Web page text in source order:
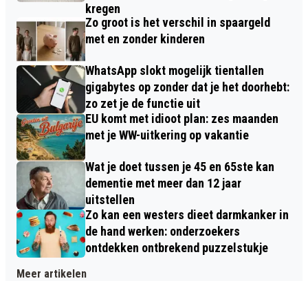
kregen
Zo groot is het verschil in spaargeld
met en zonder kinderen
WhatsApp slokt mogelijk tientallen
gigabytes op zonder dat je het doorhebt:
zo zet je de functie uit
EU komt met idioot plan: zes maanden
met je WW-uitkering op vakantie
Wat je doet tussen je 45 en 65ste kan
dementie met meer dan 12 jaar
uitstellen
Zo kan een westers dieet darmkanker in
de hand werken: onderzoekers
ontdekken ontbrekend puzzelstukje
Meer artikelen